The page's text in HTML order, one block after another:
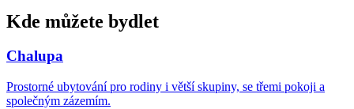
Kde můžete bydlet
Chalupa
Prostorné ubytování pro rodiny i větší skupiny, se třemi pokoji a
společným zázemím.